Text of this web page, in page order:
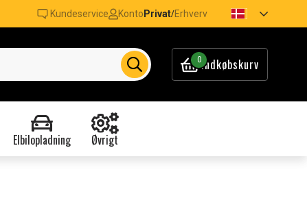
Kundeservice Konto Privat/Erhverv
0Indkøbskurv
Elbilopladning Øvrigt